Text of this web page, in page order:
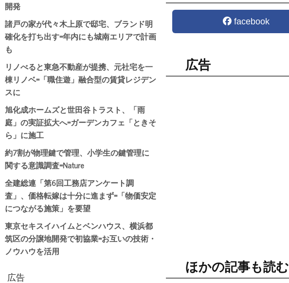
facebook
広告
ほかの記事も読む
開発
諸戸の家が代々木上原で邸宅、ブランド明
確化を打ち出す=年内にも城南エリアで計画
も
リノべると東急不動産が提携、元社宅を一
棟リノベ=「職住遊」融合型の賃貸レジデン
スに
旭化成ホームズと世田谷トラスト、「雨
庭」の実証拡大へ=ガーデンカフェ「ときそ
ら」に施工
約7割が物理鍵で管理、小学生の鍵管理に
関する意識調査=Nature
全建総連「第6回工務店アンケート調
査」、価格転嫁は十分に進まず=「物価安定
につながる施策」を要望
東京セキスイハイムとベンハウス、横浜都
筑区の分譲地開発で初協業=お互いの技術・
ノウハウを活用
広告